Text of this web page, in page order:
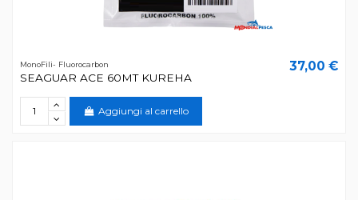
MonoFili- Fluorocarbon
SEAGUAR ACE 60MT KUREHA
37,00 €
Aggiungi al carrello